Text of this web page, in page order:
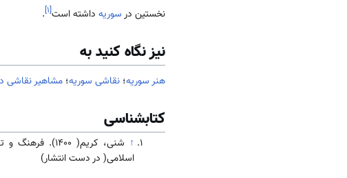
نخستین درسوریه داشته است[۱]
.
نیز نگاه کنید به
هنر سوریه؛ نقاشی سوریه؛ مشاهیر نقاشی
کتابشناسی
↑ شنی، کریم( 1400). فرهنگ و تاریخ
اسلامی( در دست انتشار)